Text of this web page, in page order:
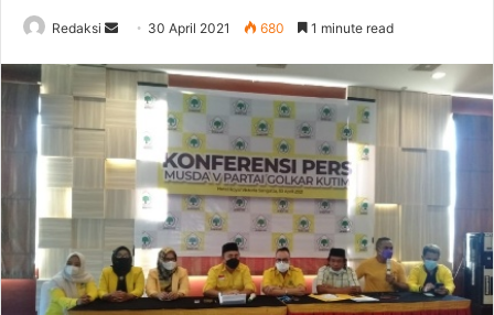
Redaksi
Send
email
30 April 2021 680 1 minute read